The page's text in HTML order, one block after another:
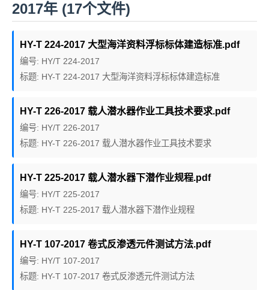
2017年 (17个文件)
HY-T 224-2017 大型海洋资料浮标标体建造标准.pdf
编号: HY/T 224-2017
标题: HY-T 224-2017 大型海洋资料浮标标体建造标准
HY-T 226-2017 载人潜水器作业工具技术要求.pdf
编号: HY/T 226-2017
标题: HY-T 226-2017 载人潜水器作业工具技术要求
HY-T 225-2017 载人潜水器下潜作业规程.pdf
编号: HY/T 225-2017
标题: HY-T 225-2017 载人潜水器下潜作业规程
HY-T 107-2017 卷式反渗透元件测试方法.pdf
编号: HY/T 107-2017
标题: HY-T 107-2017 卷式反渗透元件测试方法